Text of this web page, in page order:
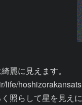
麗に見えます。
life/
照らして星を見え